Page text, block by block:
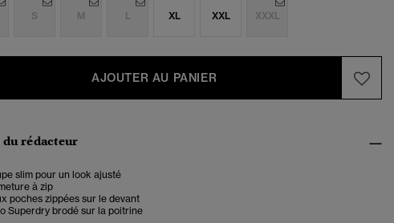
S M L XL XXL XXXL
AJOUTER AU PANIER
du rédacteur
slim pour un look ajusté
à zip
poches zippées sur le devant
Superdry brodé sur la poitrine